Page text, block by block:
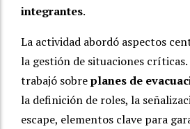
integrantes.
La actividad abordó aspectos
la gestión de situaciones críticas.
trabajó sobreplanes de
la definición de roles, la
escape, elementos clave para